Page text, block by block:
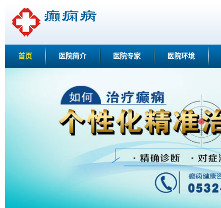
首页 医院简介 医院专家 医院环境